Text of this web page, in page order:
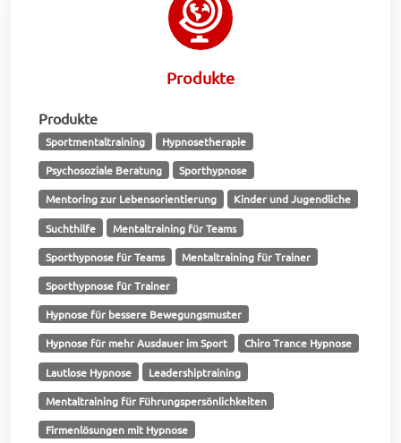
Produkte
Produkte
Sportmentaltraining Hypnosetherapie
Psychosoziale Beratung Sporthypnose
Mentoring zur Lebensorientierung Kinder und Jugendliche
Suchthilfe Mentaltraining für Teams
Sporthypnose für Teams Mentaltraining für Trainer
Sporthypnose für Trainer
Hypnose für bessere Bewegungsmuster
Hypnose für mehr Ausdauer im Sport Chiro Trance Hypnose
Lautlose Hypnose Leadershiptraining
Mentaltraining für Führungspersönlichkeiten
Firmenlösungen mit Hypnose